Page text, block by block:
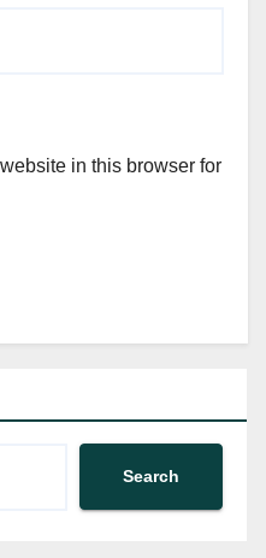
in this browser for
Search